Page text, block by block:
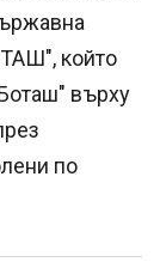
който
върху
по